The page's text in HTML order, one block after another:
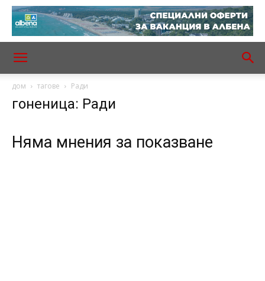
дом тагове Ради
гоненица: Ради
Няма мнения за показване